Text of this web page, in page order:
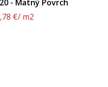
- Matný Povrch
€/ m2